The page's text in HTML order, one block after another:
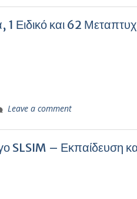
1 Ειδικό και 62
Leave a comment
SLSIM – Εκπαίδευση